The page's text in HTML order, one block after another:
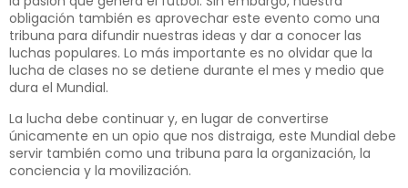
obligación también es aprovechar este evento como una
tribuna para difundir nuestras ideas y dar a conocer las
luchas populares. Lo más importante es no olvidar que la
lucha de clases no se detiene durante el mes y medio que
dura el Mundial.
La lucha debe continuar y, en lugar de convertirse
únicamente en un opio que nos distraiga, este Mundial debe
servir también como una tribuna para la organización, la
conciencia y la movilización.